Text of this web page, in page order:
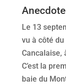
Anecdote
Le 13
vu à côté
Cancalaise,
C’est la
baie du